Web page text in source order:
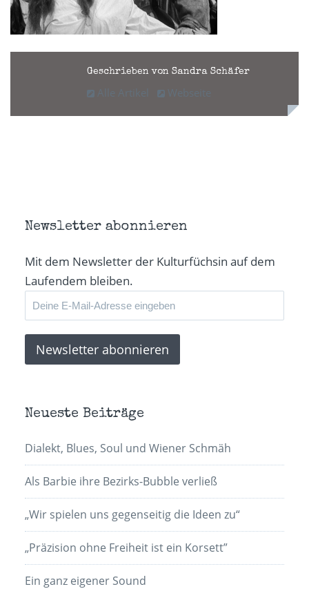
Geschrieben von Sandra Schäfer
Alle Artikel Webseite
Newsletter abonnieren
Mit dem Newsletter der Kulturfüchsin auf dem
Laufendem bleiben.
Neueste Beiträge
Dialekt, Blues, Soul und Wiener Schmäh
Als Barbie ihre Bezirks-Bubble verließ
„Wir spielen uns gegenseitig die Ideen zu“
„Präzision ohne Freiheit ist ein Korsett”
Ein ganz eigener Sound